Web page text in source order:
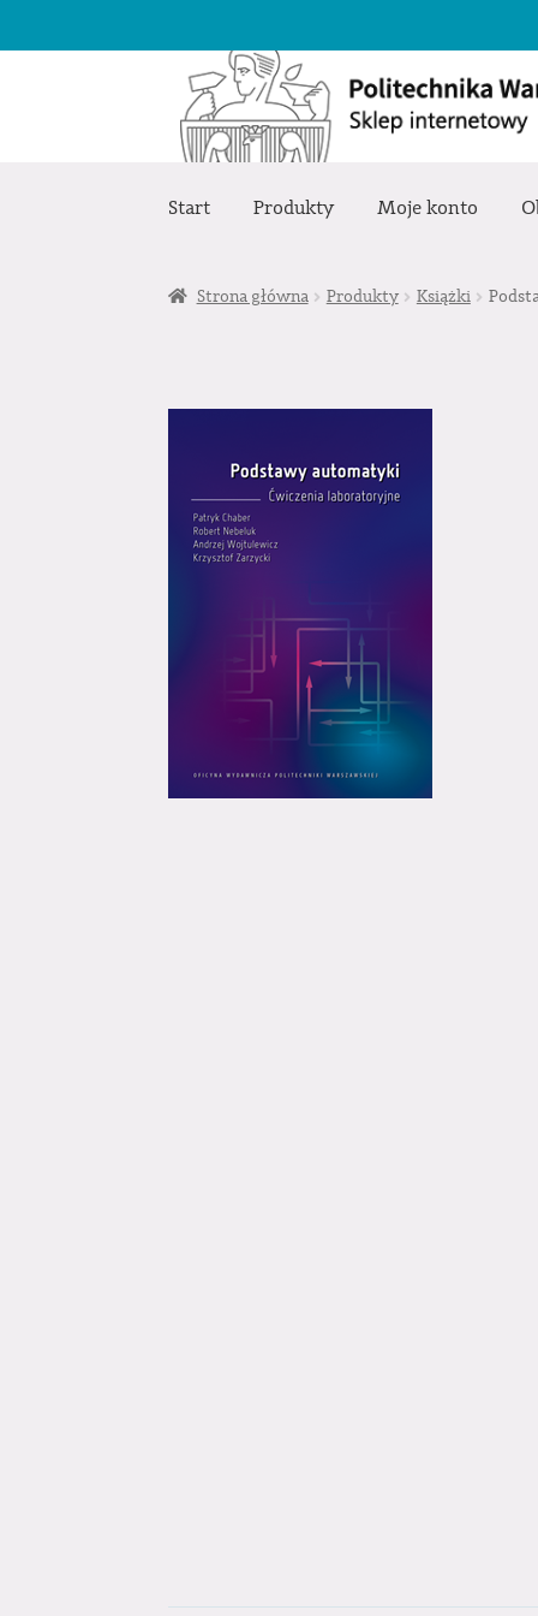
Przejdź
nawigacji
Przejdź
treści
Start Produkty Moje konto
Strona główna Produkty Książki